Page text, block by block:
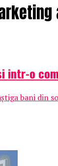
intr-o
bani din